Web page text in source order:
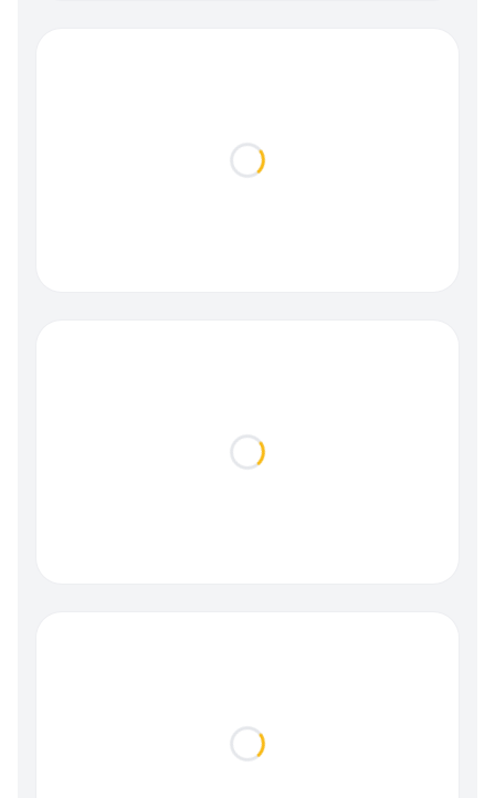
Loading...
Loading...
Loading...